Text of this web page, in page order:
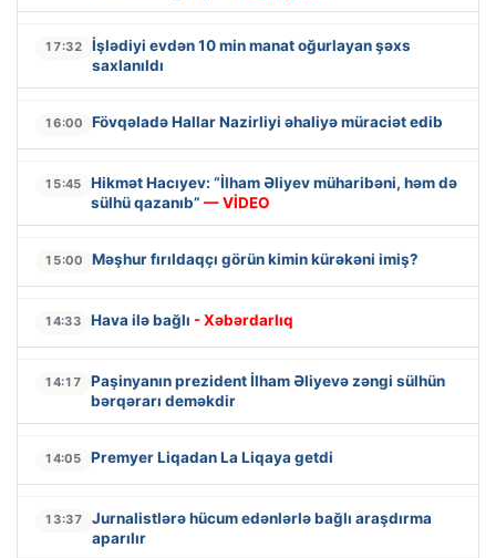
17:32
İşlədiyi evdən 10 min manat oğurlayan şəxs
saxlanıldı
16:00 Fövqəladə Hallar Nazirliyi əhaliyə müraciət edib
15:45
Hikmət Hacıyev: “İlham Əliyev müharibəni, həm də
sülhü qazanıb” — VİDEO
15:00 Məşhur fırıldaqçı görün kimin kürəkəni imiş?
14:33 Hava ilə bağlı - Xəbərdarlıq
14:17
Paşinyanın prezident İlham Əliyevə zəngi sülhün
bərqərarı deməkdir
14:05 Premyer Liqadan La Liqaya getdi
13:37
Jurnalistlərə hücum edənlərlə bağlı araşdırma
aparılır